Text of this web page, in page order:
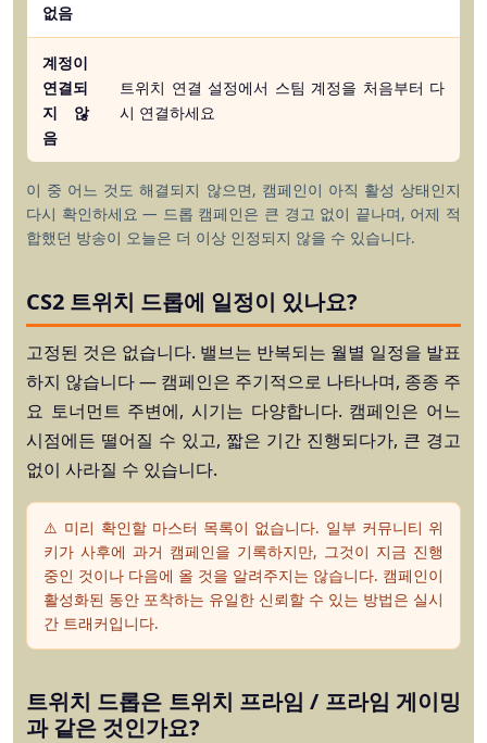
없음
계정이
연결되
지 않
음
트위치 연결 설정에서 스팀 계정을 처음부터 다
시 연결하세요
이 중 어느 것도 해결되지 않으면, 캠페인이 아직 활성 상태인지
다시 확인하세요 — 드롭 캠페인은 큰 경고 없이 끝나며, 어제 적
합했던 방송이 오늘은 더 이상 인정되지 않을 수 있습니다.
CS2 트위치 드롭에 일정이 있나요?
고정된 것은 없습니다. 밸브는 반복되는 월별 일정을 발표
하지 않습니다 — 캠페인은 주기적으로 나타나며, 종종 주
요 토너먼트 주변에, 시기는 다양합니다. 캠페인은 어느
시점에든 떨어질 수 있고, 짧은 기간 진행되다가, 큰 경고
없이 사라질 수 있습니다.
⚠️ 미리 확인할 마스터 목록이 없습니다. 일부 커뮤니티 위
키가 사후에 과거 캠페인을 기록하지만, 그것이 지금 진행
중인 것이나 다음에 올 것을 알려주지는 않습니다. 캠페인이
활성화된 동안 포착하는 유일한 신뢰할 수 있는 방법은 실시
간 트래커입니다.
트위치 드롭은 트위치 프라임 / 프라임 게이밍
과 같은 것인가요?